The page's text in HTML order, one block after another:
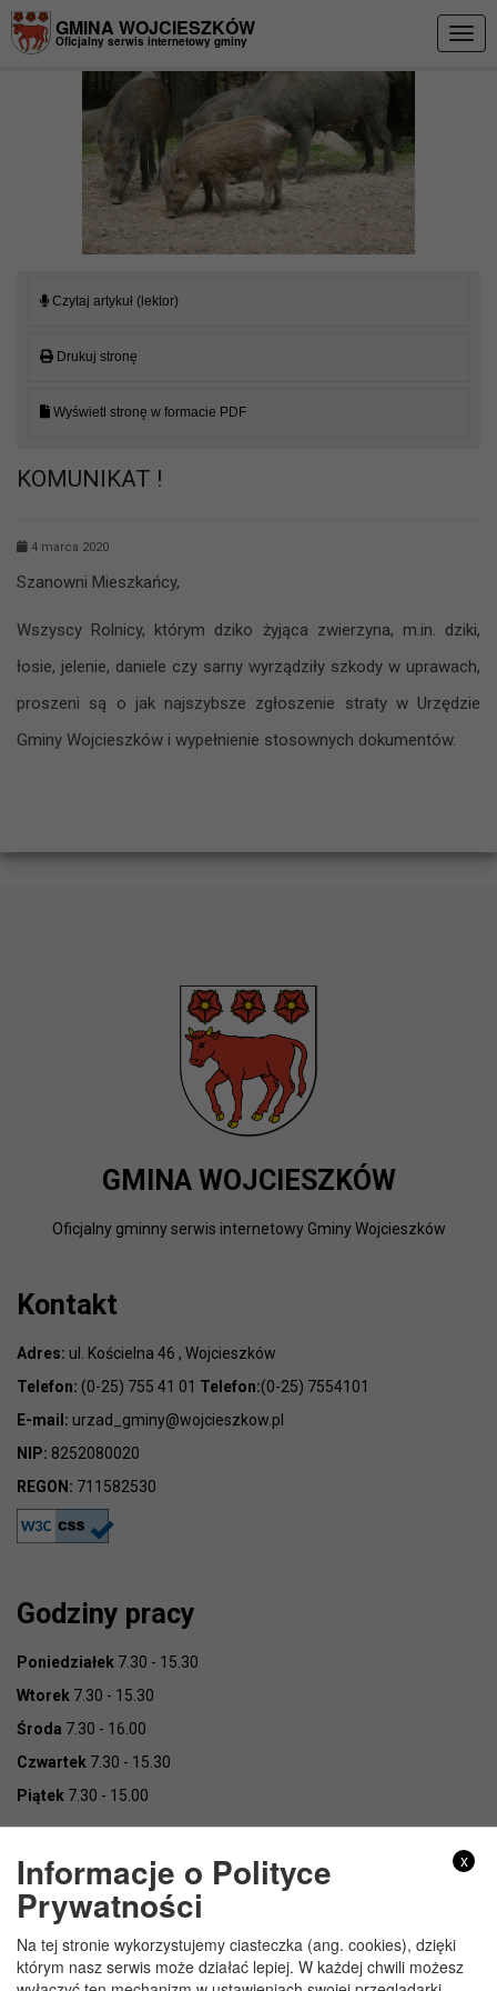
GMINA WOJCIESZKÓW
Oficjalny serwis internetowy gminy
Czytaj artykuł (lektor)
Drukuj stronę
Wyświetl stronę w formacie PDF
KOMUNIKAT !
4 marca 2020
Szanowni Mieszkańcy,
Wszyscy Rolnicy, którym dziko żyjąca zwierzyna, m.in. dziki,
łosie, jelenie, daniele czy sarny wyrządziły szkody w uprawach,
proszeni są o jak najszybsze zgłoszenie straty w Urzędzie
Gminy Wojcieszków i wypełnienie stosownych dokumentów.
GMINA WOJCIESZKÓW
Oficjalny gminny serwis internetowy Gminy Wojcieszków
Kontakt
Adres: ul. Kościelna 46 , Wojcieszków
Telefon: (0-25) 755 41 01 Telefon:(0-25) 7554101
E-mail: urzad_gminy@wojcieszkow.pl
NIP: 8252080020
REGON: 711582530
Godziny pracy
Poniedziałek 7.30 - 15.30
Wtorek 7.30 - 15.30
Środa 7.30 - 16.00
Czwartek 7.30 - 15.30
Piątek 7.30 - 15.00
Copyright © Urząd Gminy Wojcieszków
x
Informacje o Polityce
Prywatności
Na tej stronie wykorzystujemy ciasteczka (ang. cookies), dzięki
którym nasz serwis może działać lepiej. W każdej chwili możesz